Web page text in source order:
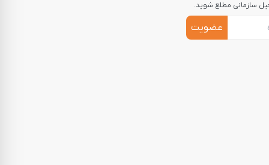
با کارمند، مشتری یا شریک تجاری
سازمانی مطلع شوید.
عضویت